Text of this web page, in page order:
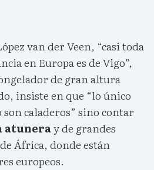
van der Veen, “casi toda
en Europa es de Vigo”,
de gran altura
insiste en que “lo único
caladeros” sino contar
atuneray de grandes
África, donde están
europeos.